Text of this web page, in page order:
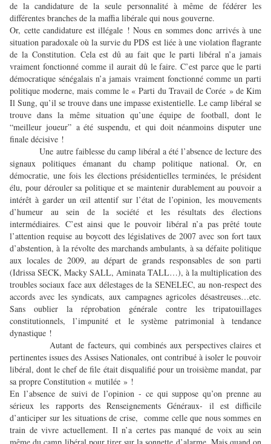
de la candidature de la seule personnalité à même de fédérer les
différentes branches de la maffia libérale qui nous gouverne.
Or, cette candidature est illégale ! Nous en sommes donc arrivés à une
situation paradoxale où la survie du PDS est liée à une violation flagrante
de la Constitution. Cela est dû au fait que le parti libéral n’a jamais
vraiment fonctionné comme il aurait dû le faire. C’est parce que le parti
démocratique sénégalais n’a jamais vraiment fonctionné comme un parti
politique moderne, mais comme le « Parti du Travail de Corée » de Kim
Il Sung, qu’il se trouve dans une impasse existentielle. Le camp libéral se
trouve dans la même situation qu’une équipe de football, dont le
“meilleur joueur” a été suspendu, et qui doit néanmoins disputer une
finale décisive !
Une autre faiblesse du camp libéral a été l’absence de lecture des
signaux politiques émanant du champ politique national. Or, en
démocratie, une fois les élections présidentielles terminées, le président
élu, pour dérouler sa politique et se maintenir durablement au pouvoir a
intérêt à garder un œil attentif sur l’état de l’opinion, les mouvements
d’humeur au sein de la société et les résultats des élections
intermédiaires. C’est ainsi que le pouvoir libéral n’a pas prêté toute
l’attention requise au boycott des législatives de 2007 avec son fort taux
d’abstention, à la révolte des marchands ambulants, à sa défaite politique
aux locales de 2009, au départ de grands responsables de son parti
(Idrissa SECK, Macky SALL, Aminata TALL…), à la multiplication des
troubles sociaux face aux délestages de la SENELEC, au non-respect des
accords avec les syndicats, aux campagnes agricoles désastreuses…etc.
Sans oublier la réprobation générale contre les tripatouillages
constitutionnels, l’impunité et le système patrimonial à tendance
dynastique !
Autant de facteurs, qui combinés aux perspectives claires et
pertinentes issues des Assises Nationales, ont contribué à isoler le pouvoir
libéral, dont le chef de file était disqualifié pour un troisième mandat, par
sa propre Constitution « mutilée » !
En l’absence de suivi de l’opinion - ce qui suppose qu’on prenne au
sérieux les rapports des Renseignements Généraux- il est difficile
d’anticiper sur les situations de crise, comme celle que nous sommes en
train de vivre actuellement. Il n’a certes pas manqué de voix au sein